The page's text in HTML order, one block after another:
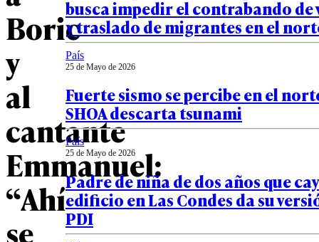
Boric
y
al
cantante
Emmanuel:
“Ahí
se
busca impedir el contrabando de
y traslado de migrantes en el
País
25 de Mayo de 2026
Fuerte sismo se percibe en el
SHOA descarta tsunami
País
25 de Mayo de 2026
Padre de niña de dos años que
edificio en Las Condes da su
PDI